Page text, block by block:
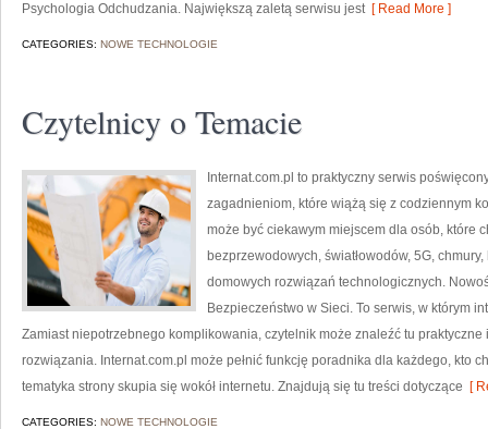
Psychologia Odchudzania. Największą zaletą serwisu jest[ Read More ]
CATEGORIES: NOWE TECHNOLOGIE
Czytelnicy o Temacie
Internat.com.pl to praktyczny serwis
zagadnieniom, które wiążą się z codziennym
może być ciekawym miejscem dla osób, które
bezprzewodowych, światłowodów, 5G,
domowych rozwiązań technologicznych.
Bezpieczeństwo w Sieci. To serwis, w którym
Zamiast niepotrzebnego komplikowania, czytelnik może znaleźć tu
rozwiązania. Internat.com.pl może pełnić funkcję poradnika dla każdego, kto
tematyka strony skupia się wokół internetu. Znajdują się tu treści dotyczące [
CATEGORIES: NOWE TECHNOLOGIE